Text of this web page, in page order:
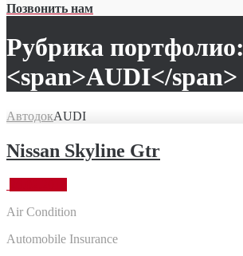
Позвонить нам
Рубрика портфолио:
<span>AUDI</span>
АвтодокAUDI
Nissan Skyline Gtr
Air Condition
Automobile Insurance